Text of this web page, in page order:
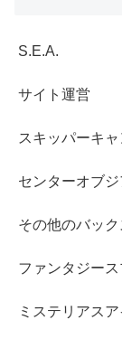
S.E.A.
サイト運営
スキッパーキ
センターオブジ
その他のバッ
ファンタジー
ミステリアス